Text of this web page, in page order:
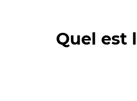
Quel est